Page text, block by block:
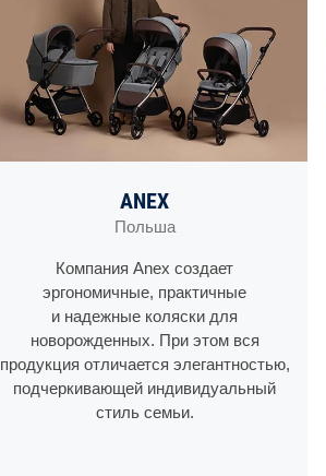
ANEX
Польша
Компания Anex создает
эргономичные, практичные
и надежные коляски для
новорожденных. При этом вся
продукция отличается элегантностью,
подчеркивающей индивидуальный
стиль семьи.